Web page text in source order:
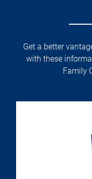
Get a better
with these
Family